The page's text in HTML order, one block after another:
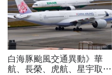
白海豚颱風交通異動》華
航、長榮、虎航、星宇取消